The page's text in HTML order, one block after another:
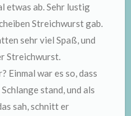
etwas ab. Sehr lustig
Streichwurst gab.
sehr viel Spaß, und
Streichwurst.
Einmal war es so, dass
stand, und als
sah, schnitt er